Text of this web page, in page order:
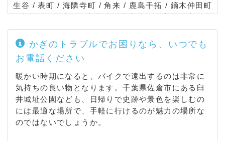
生谷 / 表町 / 海隣寺町 / 角来 / 鹿島干拓 / 鏑木仲田町
/ 鏑木町 / 上勝田 / 上志津 / 上志津原 / 上代 / 上別所
/ 木野子 / 神門 / 小篠塚 / 米戸 / 栄町 / 坂戸 / 寒風 /
山王 / 下勝田 / 下志津 / 下志津原 / 下根 / 下根町 / 樹
木町 / 城 / 上座 / 城内町 / 白銀 / 新臼井田 / 新町 / 千
成 / 染井野 / 高岡 / 高崎 / 田町 / 土浮 / 坪山新田 / 寺
崎 / 寺崎北 / 藤治台 / 直弥 / 中志津 / 中尾余町 / 長熊
/ 七曲 / 鍋山町 / 並木町 / 西志津 / 西御門 / 西ユーカ
リが丘 / 萩山新田 / 八幡台 / 羽鳥 / 春路 / 藤沢町 / 将
門町 / 先崎 / 馬渡 / 南臼井台 / 南ユーカリが丘 / 宮内
/ 宮小路町 / 宮ノ台 / 宮前 / 宮本 / 弥勒町 / 六崎 / 最
かぎのトラブルでお困りなら、いつでも
お電話ください
暖かい時期になると、バイクで遠出するのは非常に
気持ちの良い物となります。千葉県佐倉市にある臼
井城址公園なども、日帰りで史跡や景色を楽しむの
には最適な場所で、手軽に行けるのが魅力の場所な
のではないでしょうか。